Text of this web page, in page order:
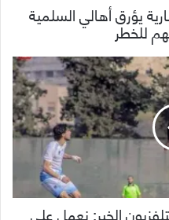
يؤرق أهالي السلمية
للخطر
الخبر: نعمل على